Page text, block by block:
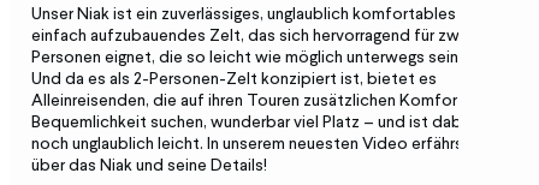
Unser Niak ist ein zuverlässiges, unglaublich komfortables und
einfach aufzubauendes Zelt, das sich hervorragend für zwei
Personen eignet, die so leicht wie möglich unterwegs sein möchten.
Und da es als 2-Personen-Zelt konzipiert ist, bietet es
Alleinreisenden, die auf ihren Touren zusätzlichen Komfort und
Bequemlichkeit suchen, wunderbar viel Platz – und ist dabei immer
noch unglaublich leicht. In unserem neuesten Video erfährst du alles
über das Niak und seine Details!